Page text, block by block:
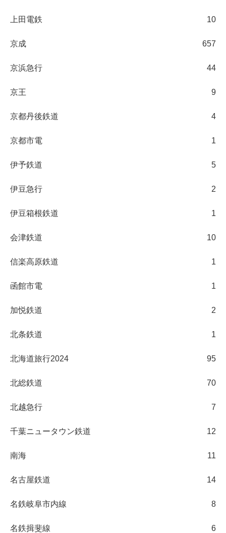
上田電鉄 10
京成 657
京浜急行 44
京王 9
京都丹後鉄道 4
京都市電 1
伊予鉄道 5
伊豆急行 2
伊豆箱根鉄道 1
会津鉄道 10
信楽高原鉄道 1
函館市電 1
加悦鉄道 2
北条鉄道 1
北海道旅行2024 95
北総鉄道 70
北越急行 7
千葉ニュータウン鉄道 12
南海 11
名古屋鉄道 14
名鉄岐阜市内線 8
名鉄揖斐線 6